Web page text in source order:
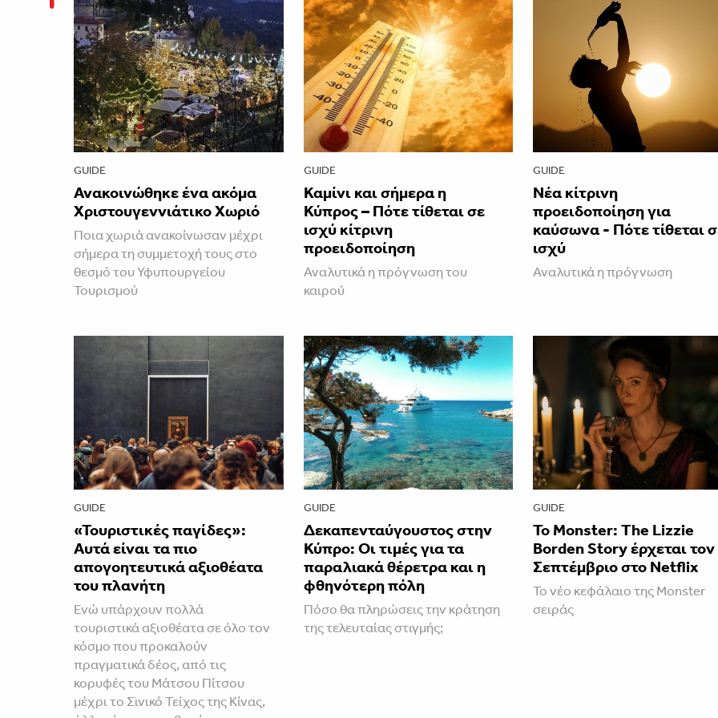
GUIDE
Ανακοινώθηκε ένα ακόμα
Χριστουγεννιάτικο Χωριό
Ποια χωριά ανακοίνωσαν μέχρι
σήμερα τη συμμετοχή τους στο
θεσμό του Υφυπουργείου
Τουρισμού
GUIDE
Καμίνι και σήμερα η
Κύπρος – Πότε τίθεται σε
ισχύ κίτρινη
προειδοποίηση
Αναλυτικά η πρόγνωση του
καιρού
GUIDE
Νέα κίτρινη
προειδοποίηση για
καύσωνα - Πότε τίθεται
ισχύ
Αναλυτικά η πρόγνωση
GUIDE
«Τουριστικές παγίδες»:
Αυτά είναι τα πιο
απογοητευτικά αξιοθέατα
του πλανήτη
Ενώ υπάρχουν πολλά
τουριστικά αξιοθέατα σε όλο τον
κόσμο που προκαλούν
πραγματικά δέος, από τις
κορυφές του Μάτσου Πίτσου
μέχρι το Σινικό Τείχος της Κίνας,
GUIDE
Δεκαπενταύγουστος στην
Κύπρο: Οι τιμές για τα
παραλιακά θέρετρα και η
φθηνότερη πόλη
Πόσο θα πληρώσεις την κράτηση
της τελευταίας στιγμής;
GUIDE
Το Monster: The Lizzie
Borden Story έρχεται τον
Σεπτέμβριο στο Netflix
Το νέο κεφάλαιο της Monster
σειράς